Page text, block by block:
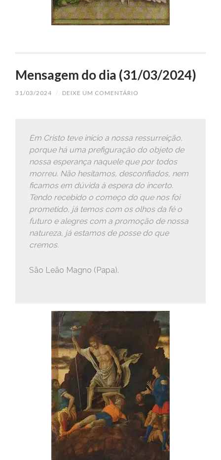
Mensagem do dia (31/03/2024)
31/03/2024 / DEIXE UM COMENTÁRIO
Em Cristo teve início a nossa ressurreição,
porque há uma prefiguração do objeto de
nossa esperança naquele que por todos
morreu. Não hesitamos, desconfiados, nem
ficamos em dúvida à espera do incerto.
Tendo recebido o começo do que nos foi
prometido, já temos com os olhos da fé o
futuro e alegres com a promoção de nossa
natureza, já estamos de posse do que
cremos.
São Leão Magno (Papa).